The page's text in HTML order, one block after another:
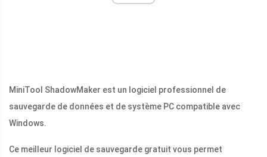
MiniTool ShadowMaker est un logiciel professionnel de
sauvegarde de données et de système PC compatible avec
Windows.
Ce meilleur logiciel de sauvegarde gratuit vous permet